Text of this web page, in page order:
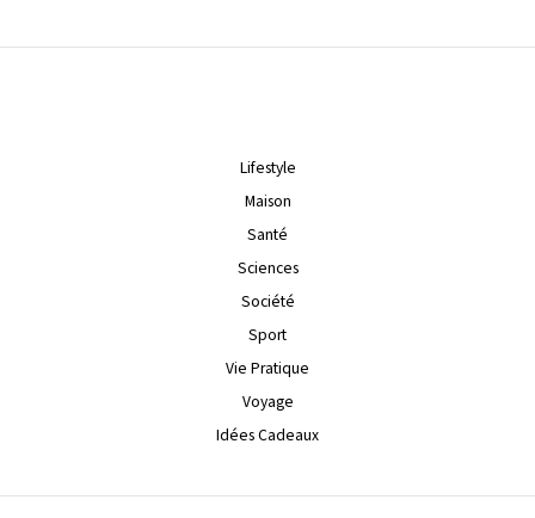
Lifestyle
Maison
Santé
Sciences
Société
Sport
Vie Pratique
Voyage
Idées Cadeaux